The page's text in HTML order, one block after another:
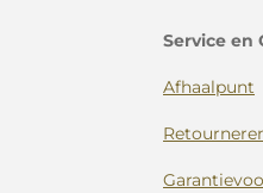
Service en
Afhaalpunt